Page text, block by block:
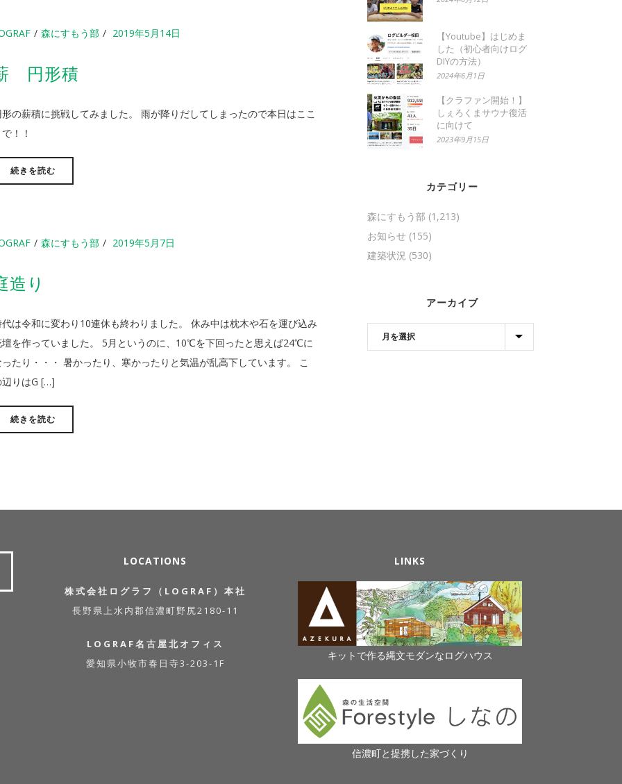
森にすもう部 2019年5月14日
円形積
の薪積に挑戦してみました。 雨が降りだしてしまったので本日はここ
！！
続きを読む
森にすもう部 2019年5月7日
造り
代は令和に変わり10連休も終わりました。 休み中は枕木や石を運び込み
壇を作っていました。 5月というのに、10℃を下回ったと思えば24℃に
たり・・・ 暑かったり、寒かったりと気温が乱高下しています。 こ
辺りはG […]
続きを読む
【Youtube】はじめま
した（初心者向けログ
DIYの方法）
2024年6月1日
【クラファン開始！】
しぇろくまサウナ復活
に向けて
2023年9月15日
カテゴリー
森にすもう部 (1,213)
お知らせ (155)
建築状況 (530)
アーカイブ
LOCATIONS
株式会社ログラフ（LOGRAF）本社
長野県上水内郡信濃町野尻2180-11
LOGRAF名古屋北オフィス
愛知県小牧市春日寺3-203-1F
LINKS
キットで作る縄文モダンなログハウス
信濃町と提携した家づくり